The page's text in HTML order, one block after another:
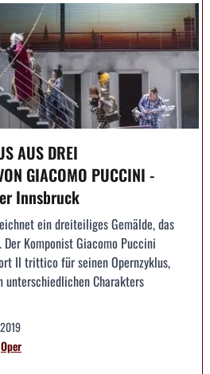
AUS DREI
GIACOMO PUCCINI -
Innsbruck
ein dreiteiliges Gemälde, das
Komponist Giacomo Puccini
Il trittico für seinen Opernzyklus,
unterschiedlichen Charakters
Oper